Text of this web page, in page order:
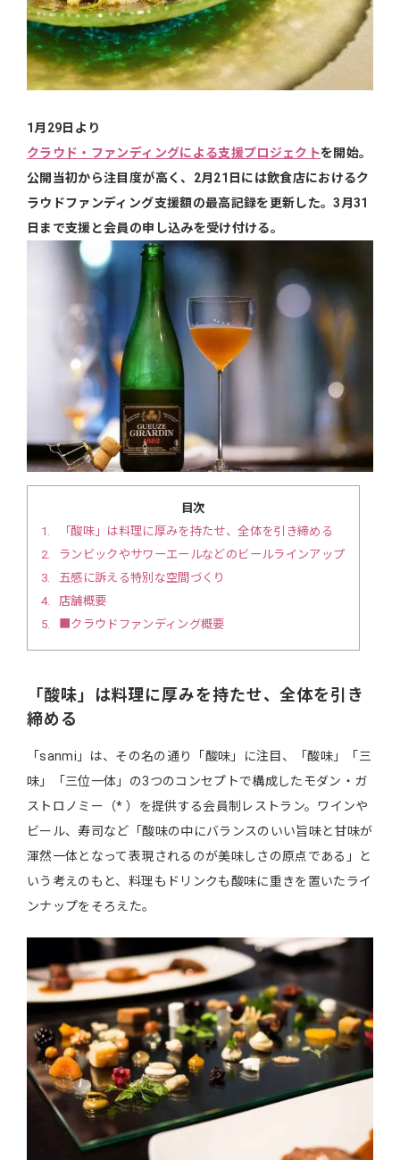
1月29日より
クラウド・ファンディングによる支援プロジェクトを開始。
公開当初から注目度が高く、2月21日には飲食店におけるク
ラウドファンディング支援額の最高記録を更新した。3月31
日まで支援と会員の申し込みを受け付ける。
目次
1
「酸味」は料理に厚みを持たせ、全体を引き締める
2
ランビックやサワーエールなどのビールラインアップ
3
五感に訴える特別な空間づくり
4
店舗概要
5
■クラウドファンディング概要
「酸味」は料理に厚みを持たせ、全体を引き
締める
「sanmi」は、その名の通り「酸味」に注目、「酸味」「三
味」「三位一体」の3つのコンセプトで構成したモダン・ガ
ストロノミー（* ）を提供する会員制レストラン。ワインや
ビール、寿司など「酸味の中にバランスのいい旨味と甘味が
渾然一体となって表現されるのが美味しさの原点である」と
いう考えのもと、料理もドリンクも酸味に重きを置いたライ
ンナップをそろえた。